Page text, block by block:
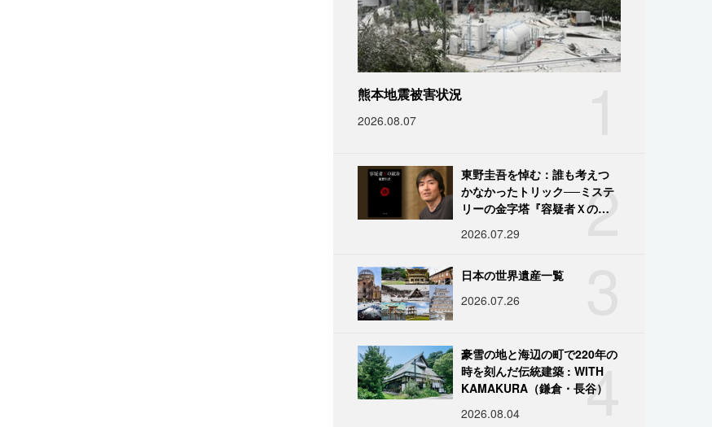
熊本地震被害状況
2026.08.07
2
東野圭吾を悼む：誰も考えつ
かなかったトリック──ミステ
リーの金字塔『容疑者Ｘの献
2026.07.29
日本の世界遺産一覧
2026.07.26
4
豪雪の地と海辺の町で220年の
時を刻んだ伝統建築 : WITH
KAMAKURA（鎌倉・長谷）
2026.08.04